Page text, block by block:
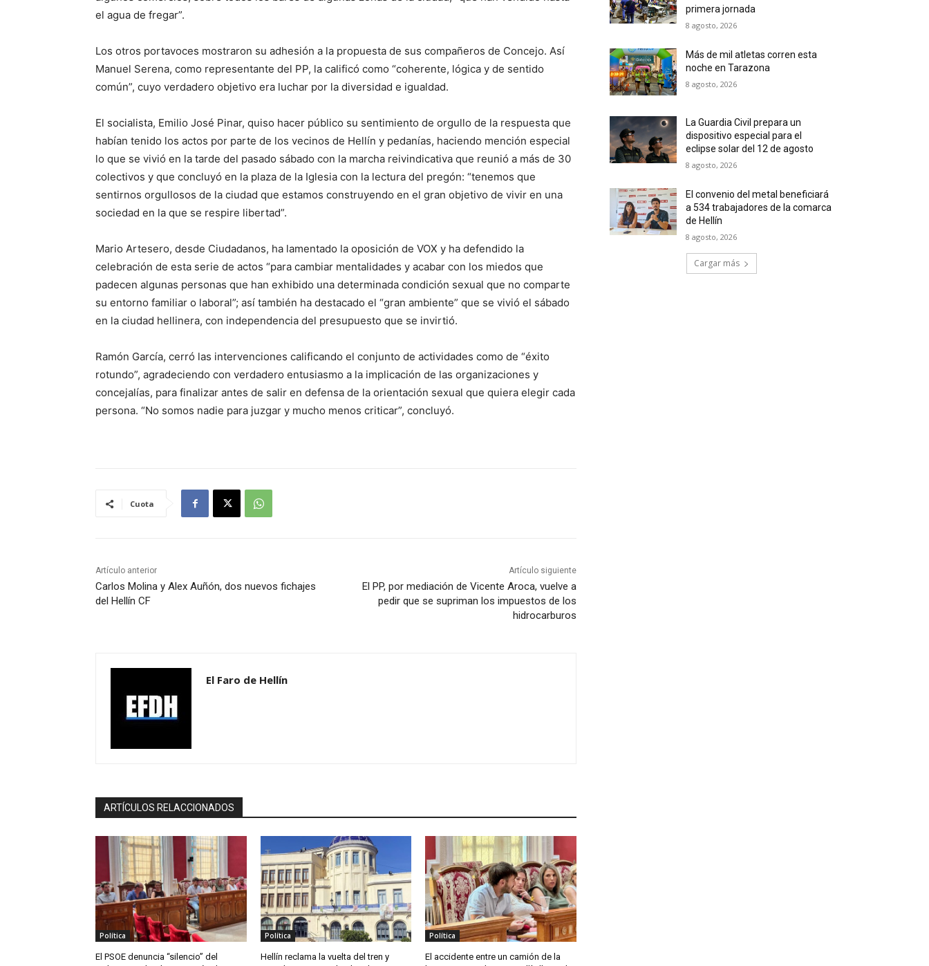
el agua de fregar”.
Los otros portavoces mostraron su adhesión a la propuesta de sus compañeros de Concejo. Así
Manuel Serena, como representante del PP, la calificó como “coherente, lógica y de sentido
común”, cuyo verdadero objetivo era luchar por la diversidad e igualdad.
El socialista, Emilio José Pinar, quiso hacer público su sentimiento de orgullo de la respuesta que
habían tenido los actos por parte de los vecinos de Hellín y pedanías, haciendo mención especial
lo que se vivió en la tarde del pasado sábado con la marcha reivindicativa que reunió a más de 30
colectivos y que concluyó en la plaza de la Iglesia con la lectura del pregón: “tenemos que
sentirnos orgullosos de la ciudad que estamos construyendo en el gran objetivo de vivir en una
sociedad en la que se respire libertad”.
Mario Artesero, desde Ciudadanos, ha lamentado la oposición de VOX y ha defendido la
celebración de esta serie de actos “para cambiar mentalidades y acabar con los miedos que
padecen algunas personas que han exhibido una determinada condición sexual que no comparte
su entorno familiar o laboral”; así también ha destacado el “gran ambiente” que se vivió el sábado
en la ciudad hellinera, con independencia del presupuesto que se invirtió.
Ramón García, cerró las intervenciones calificando el conjunto de actividades como de “éxito
rotundo”, agradeciendo con verdadero entusiasmo a la implicación de las organizaciones y
concejalías, para finalizar antes de salir en defensa de la orientación sexual que quiera elegir cada
persona. “No somos nadie para juzgar y mucho menos criticar”, concluyó.
Cuota
Artículo anterior
Carlos Molina y Alex Auñón, dos nuevos fichajes
del Hellín CF
Artículo siguiente
El PP, por mediación de Vicente Aroca, vuelve a
pedir que se supriman los impuestos de los
hidrocarburos
El Faro de Hellín
ARTÍCULOS RELACCIONADOS
Política
El PSOE denuncia “silencio” del
Política
Hellín reclama la vuelta del tren y
Política
El accidente entre un camión de la
primera jornada
8 agosto, 2026
Más de mil atletas corren esta
noche en Tarazona
8 agosto, 2026
La Guardia Civil prepara un
dispositivo especial para el
eclipse solar del 12 de agosto
8 agosto, 2026
El convenio del metal beneficiará
a 534 trabajadores de la comarca
de Hellín
8 agosto, 2026
Cargar más